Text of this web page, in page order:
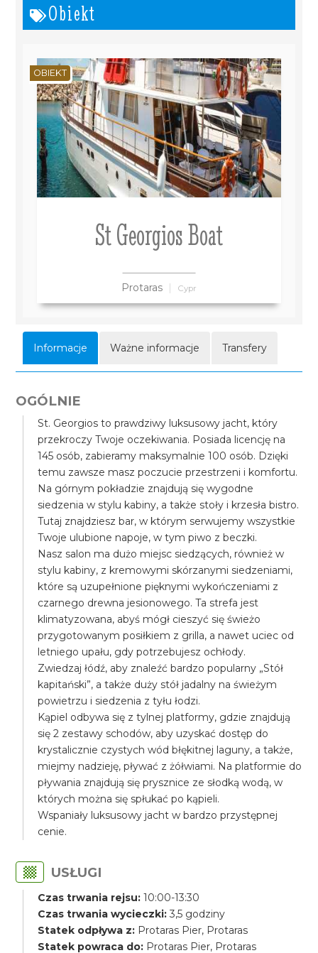
Obiekt
St Georgios Boat
Protaras Cypr
OBIEKT
Informacje Ważne informacje Transfery
OGÓLNIE
St. Georgios to prawdziwy luksusowy jacht, który
przekroczy Twoje oczekiwania. Posiada licencję na
145 osób, zabieramy maksymalnie 100 osób. Dzięki
temu zawsze masz poczucie przestrzeni i komfortu.
Na górnym pokładzie znajdują się wygodne
siedzenia w stylu kabiny, a także stoły i krzesła bistro.
Tutaj znajdziesz bar, w którym serwujemy wszystkie
Twoje ulubione napoje, w tym piwo z beczki.
Nasz salon ma dużo miejsc siedzących, również w
stylu kabiny, z kremowymi skórzanymi siedzeniami,
które są uzupełnione pięknymi wykończeniami z
czarnego drewna jesionowego. Ta strefa jest
klimatyzowana, abyś mógł cieszyć się świeżo
przygotowanym posiłkiem z grilla, a nawet uciec od
letniego upału, gdy potrzebujesz ochłody.
Zwiedzaj łódź, aby znaleźć bardzo popularny „Stół
kapitański”, a także duży stół jadalny na świeżym
powietrzu i siedzenia z tyłu łodzi.
Kąpiel odbywa się z tylnej platformy, gdzie znajdują
się 2 zestawy schodów, aby uzyskać dostęp do
krystalicznie czystych wód błękitnej laguny, a także,
miejmy nadzieję, pływać z żółwiami. Na platformie do
pływania znajdują się prysznice ze słodką wodą, w
których można się spłukać po kąpieli.
Wspaniały luksusowy jacht w bardzo przystępnej
cenie.
USŁUGI
Czas trwania rejsu: 10:00-13:30
Czas trwania wycieczki: 3,5 godziny
Statek odpływa z: Protaras Pier, Protaras
Statek powraca do: Protaras Pier, Protaras